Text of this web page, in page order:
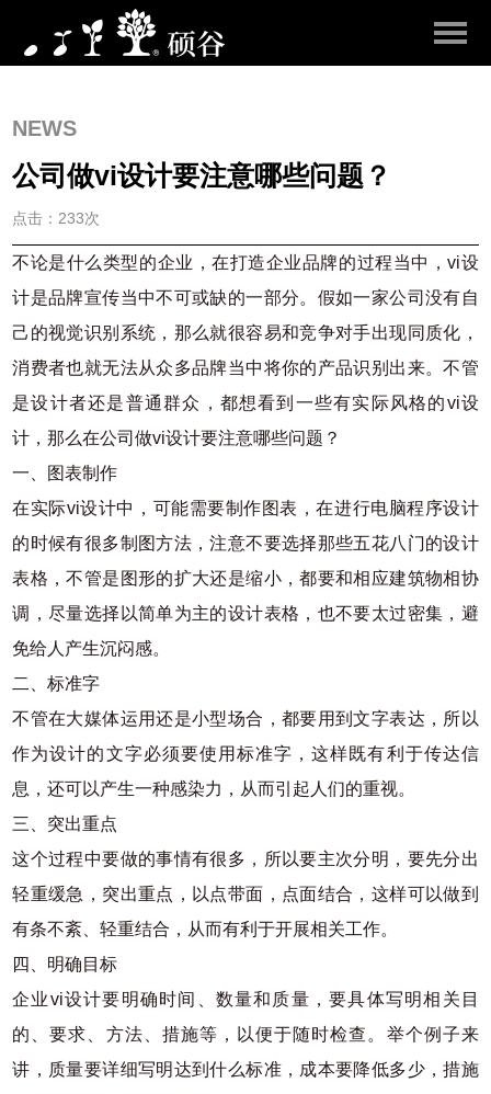
NEWS
公司做vi设计要注意哪些问题？
点击：233次
不论是什么类型的企业，在打造企业品牌的过程当中，vi设
计是品牌宣传当中不可或缺的一部分。假如一家公司没有自
己的视觉识别系统，那么就很容易和竞争对手出现同质化，
消费者也就无法从众多品牌当中将你的产品识别出来。不管
是设计者还是普通群众，都想看到一些有实际风格的vi设
计，那么在公司做vi设计要注意哪些问题？
一、图表制作
在实际vi设计中，可能需要制作图表，在进行电脑程序设计
的时候有很多制图方法，注意不要选择那些五花八门的设计
表格，不管是图形的扩大还是缩小，都要和相应建筑物相协
调，尽量选择以简单为主的设计表格，也不要太过密集，避
免给人产生沉闷感。
二、标准字
不管在大媒体运用还是小型场合，都要用到文字表达，所以
作为设计的文字必须要使用标准字，这样既有利于传达信
息，还可以产生一种感染力，从而引起人们的重视。
三、突出重点
这个过程中要做的事情有很多，所以要主次分明，要先分出
轻重缓急，突出重点，以点带面，点面结合，这样可以做到
有条不紊、轻重结合，从而有利于开展相关工作。
四、明确目标
企业vi设计要明确时间、数量和质量，要具体写明相关目
的、要求、方法、措施等，以便于随时检查。举个例子来
讲，质量要详细写明达到什么标准，成本要降低多少，措施